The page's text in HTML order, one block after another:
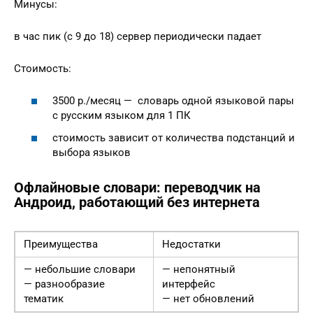
Минусы:
в час пик (с 9 до 18) сервер периодически падает
Стоимость:
3500 р./месяц — словарь одной языковой пары
с русским языком для 1 ПК
стоимость зависит от количества подстанций и
выбора языков
Офлайновые словари: переводчик на
Андроид, работающий без интернета
Преимущества
Недостатки
— небольшие словари
— разнообразие
тематик
— непонятный
интерфейс
— нет обновлений